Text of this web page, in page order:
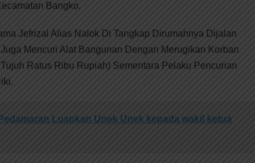
Bangko.
Jefrizal Alias Nalok Di Tangkap Dirumahnya Dijalan
Mencuri Alat Bangunan Dengan Merugikan Korban
Ratus Ribu Rupiah) Sementara Pelaku Pencurian
Luapkan Unek Unek kepada wakil ketua